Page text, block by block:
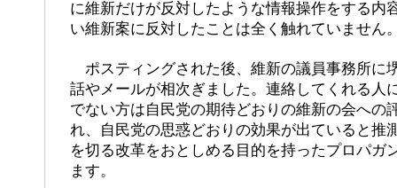
に維新だけが反対したような情報操作をする内
い維新案に反対したことは全く触れていません
ポスティングされた後、維新の議員事務所に
話やメールが相次ぎました。連絡してくれる人
でない方は自民党の期待どおりの維新の会への
れ、自民党の思惑どおりの効果が出ていると推
を切る改革をおとしめる目的を持ったプロパガ
ます。